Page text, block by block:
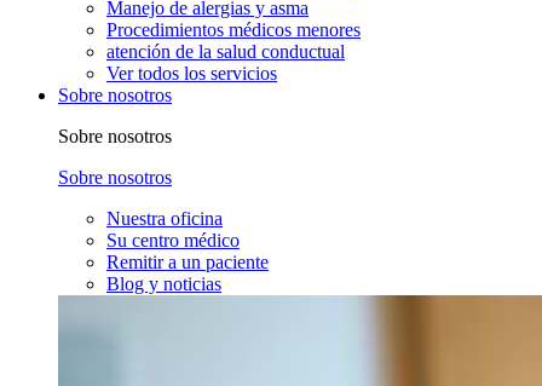
Manejo de alergias y asma
Procedimientos médicos menores
atención de la salud conductual
Ver todos los servicios
Sobre nosotros
Sobre nosotros
Sobre nosotros
Nuestra oficina
Su centro médico
Remitir a un paciente
Blog y noticias